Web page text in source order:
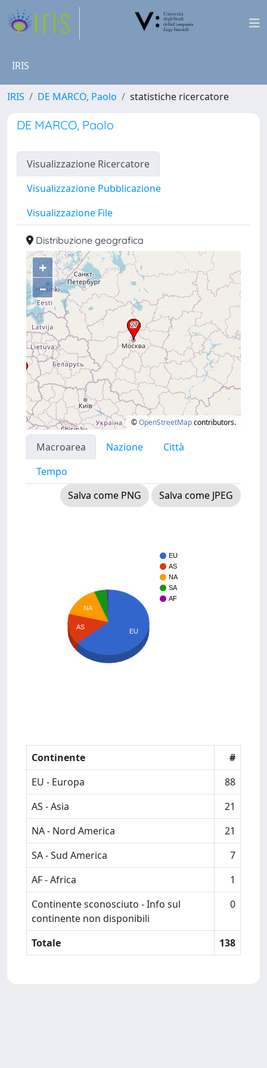
IRIS
IRIS DE MARCO, Paolo statistiche ricercatore
DE MARCO, Paolo
Visualizzazione Ricercatore
Visualizzazione Pubblicazione
Visualizzazione File
Distribuzione geografica
+
–
©OpenStreetMapcontributors.
Macroarea Nazione
Città
Tempo
Salva come PNG
Salva come JPEG
EU
AS
NA
SA
AF
NA
AS
EU
Continente
#
EU - Europa
88
AS - Asia
21
NA - Nord America
21
SA - Sud America
7
AF - Africa
1
Continente sconosciuto - Info sul
continente non disponibili
0
Totale 138